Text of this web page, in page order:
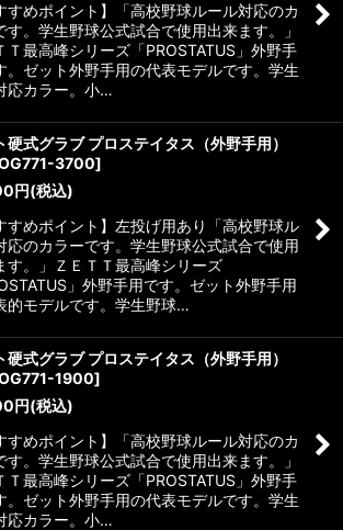
すめポイント】「高校野球ルール対応のカ
す。学生野球公式試合で使用出来ます。」
Ｔ最高峰シリーズ「PROSTATUS」外野手
。ゼット外野手用の代表モデルです。学生
応カラー。小…
硬式グラブ プロステイタス（外野手用）
3700]
円(税込)
すめポイント】左投げ用あり「高校野球ル
応のカラーです。学生野球公式試合で使用
す。」ＺＥＴＴ最高峰シリーズ
」外野手用です。ゼット外野手用
的モデルです。学生野球…
硬式グラブ プロステイタス（外野手用）
1900]
円(税込)
すめポイント】「高校野球ルール対応のカ
す。学生野球公式試合で使用出来ます。」
Ｔ最高峰シリーズ「PROSTATUS」外野手
。ゼット外野手用の代表モデルです。学生
応カラー。小…